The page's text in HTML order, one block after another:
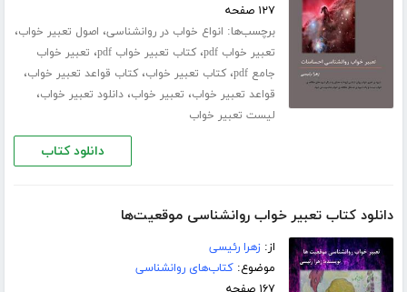
۱۲۷ صفحه
برچسب‌ها: انواع خواب در روانشناسی، اصول تعبیر خواب،
تعبیر خواب pdf ،کتاب تعبیر خواب pdf ، تعبیر خواب
جامع pdf
،کتاب تعبیر خواب،کتاب قواعد تعبیر خواب،
قواعد تعبیر خواب، تعبیر خواب،دانلود تعبیر خواب،
لیست تعبیر خواب
دانلود کتاب
دانلود کتاب تعبیر خواب روانشناسی موقعیت‌ها
از:زهرا رئیسی
موضوع:کتاب‌های روانشناسی